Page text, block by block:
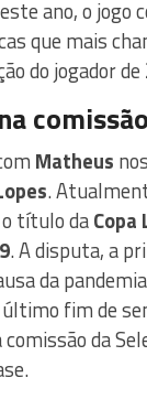
ano, o jogo
que mais
do jogador de
Matheus
.
título daCopa
. A disputa, a
da
fim de
da